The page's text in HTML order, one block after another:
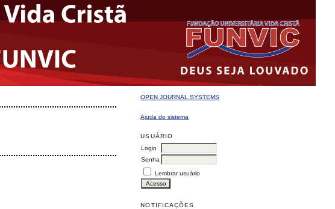
OPEN JOURNAL SYSTEMS
Ajuda do sistema
USUÁRIO
Login
Senha
Lembrar usuário
NOTIFICAÇÕES